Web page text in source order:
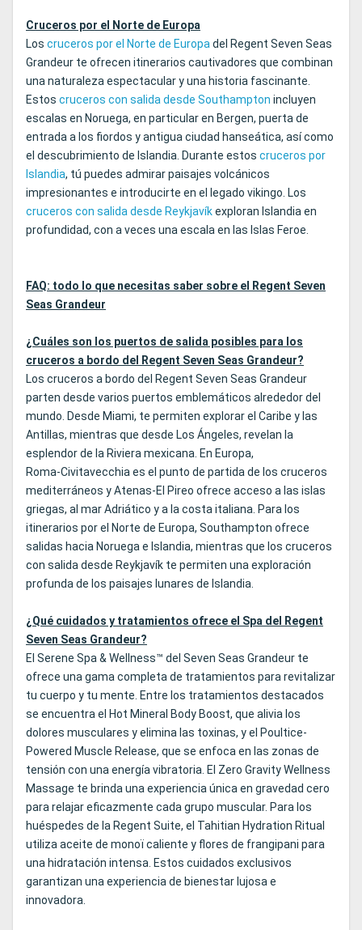
Cruceros por el Norte de Europa
Los cruceros por el Norte de Europadel Regent Seven Seas
Grandeur te ofrecen itinerarios cautivadores que combinan
una naturaleza espectacular y una historia fascinante.
Estos cruceros con salida desde Southampton incluyen
escalas en Noruega, en particular en Bergen, puerta de
entrada a los fiordos y antigua ciudad hanseática, así como
el descubrimiento de Islandia. Durante estos cruceros por
Islandia, tú puedes admirar paisajes volcánicos
impresionantes e introducirte en el legado vikingo. Los
cruceros con salida desde Reykjavíkexploran Islandia en
profundidad, con a veces una escala en las Islas Feroe.
FAQ: todo lo que necesitas saber sobre el Regent Seven
Seas Grandeur
¿Cuáles son los puertos de salida posibles para los
cruceros a bordo del Regent Seven Seas Grandeur?
Los cruceros a bordo del Regent Seven Seas Grandeur
parten desde varios puertos emblemáticos alrededor del
mundo. Desde Miami, te permiten explorar el Caribe y las
Antillas, mientras que desde Los Ángeles, revelan la
esplendor de la Riviera mexicana. En Europa,
Roma‑Civitavecchia es el punto de partida de los cruceros
mediterráneos y Atenas‑El Pireo ofrece acceso a las islas
griegas, al mar Adriático y a la costa italiana. Para los
itinerarios por el Norte de Europa, Southampton ofrece
salidas hacia Noruega e Islandia, mientras que los cruceros
con salida desde Reykjavík te permiten una exploración
profunda de los paisajes lunares de Islandia.
¿Qué cuidados y tratamientos ofrece el Spa del Regent
Seven Seas Grandeur?
El Serene Spa & Wellness™ del Seven Seas Grandeur te
ofrece una gama completa de tratamientos para revitalizar
tu cuerpo y tu mente. Entre los tratamientos destacados
se encuentra el Hot Mineral Body Boost, que alivia los
dolores musculares y elimina las toxinas, y el Poultice-
Powered Muscle Release, que se enfoca en las zonas de
tensión con una energía vibratoria. El Zero Gravity Wellness
Massage te brinda una experiencia única en gravedad cero
para relajar eficazmente cada grupo muscular. Para los
huéspedes de la Regent Suite, el Tahitian Hydration Ritual
utiliza aceite de monoï caliente y flores de frangipani para
una hidratación intensa. Estos cuidados exclusivos
garantizan una experiencia de bienestar lujosa e
innovadora.